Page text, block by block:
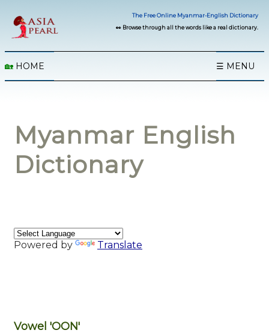
The Free Online Myanmar-English Dictionary
👀 Browse through all the words like a real dictionary.
🏡 HOME ☰ MENU
Myanmar English
Dictionary
Powered by Translate
Vowel 'OON'